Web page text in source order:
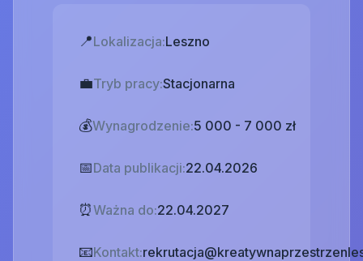
📍Lokalizacja:Leszno
💼Tryb pracy:Stacjonarna
💰Wynagrodzenie:5 000 - 7 000 zł
📅Data publikacji:22.04.2026
⏰Ważna do:22.04.2027
📧Kontakt: